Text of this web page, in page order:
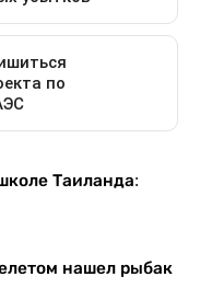
Таиланда:
нашел рыбак